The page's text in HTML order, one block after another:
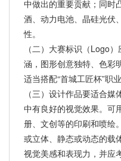
中做出的重要贡献；同时
酒、动力电池、晶硅光伏
性。
（二）大赛标识（Logo
涵，图形创意独特、色彩
适当搭配“首城工匠杯”职
（三）设计作品要适合
中有良好的视觉效果。可
册、文创等的印刷和喷绘
或立体、静态或动态的载
视觉美感和表现力，并应